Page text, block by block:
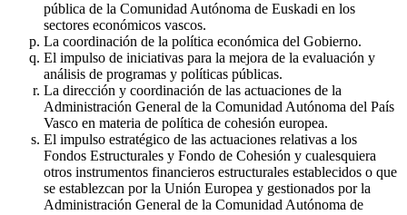
pública de la Comunidad Autónoma de Euskadi en los
sectores económicos vascos.
La coordinación de la política económica del Gobierno.
El impulso de iniciativas para la mejora de la evaluación y
análisis de programas y políticas públicas.
La dirección y coordinación de las actuaciones de la
Administración General de la Comunidad Autónoma del País
Vasco en materia de política de cohesión europea.
El impulso estratégico de las actuaciones relativas a los
Fondos Estructurales y Fondo de Cohesión y cualesquiera
otros instrumentos financieros estructurales establecidos o que
se establezcan por la Unión Europea y gestionados por la
Administración General de la Comunidad Autónoma de